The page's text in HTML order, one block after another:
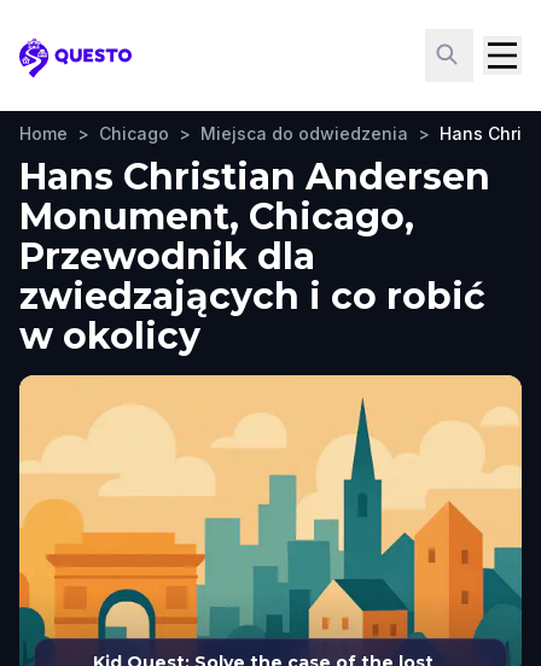
Questo
Home > Chicago > Miejsca do odwiedzenia > Hans
Hans Christian Andersen
Monument, Chicago,
Przewodnik dla
zwiedzających i co robić
w okolicy